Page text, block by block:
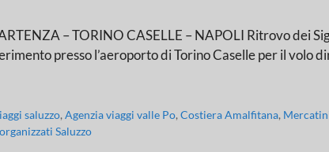
– TORINO CASELLE – NAPOLI Ritrovo dei
presso l’aeroporto di Torino Caselle per il volo
saluzzo,Agenzia viaggi valle Po,Costiera Amalfitana,
Saluzzo